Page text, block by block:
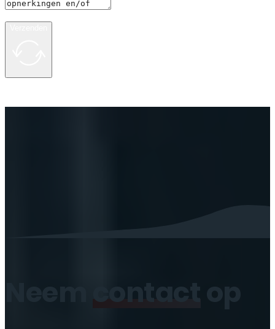
contact